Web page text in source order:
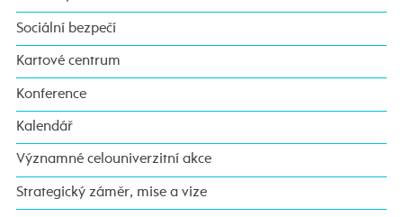
Sociální bezpečí
Kartové centrum
Konference
Kalendář
Významné celouniverzitní akce
Strategický záměr, mise a vize